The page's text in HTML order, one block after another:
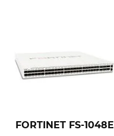
FORTINET FS-1048E